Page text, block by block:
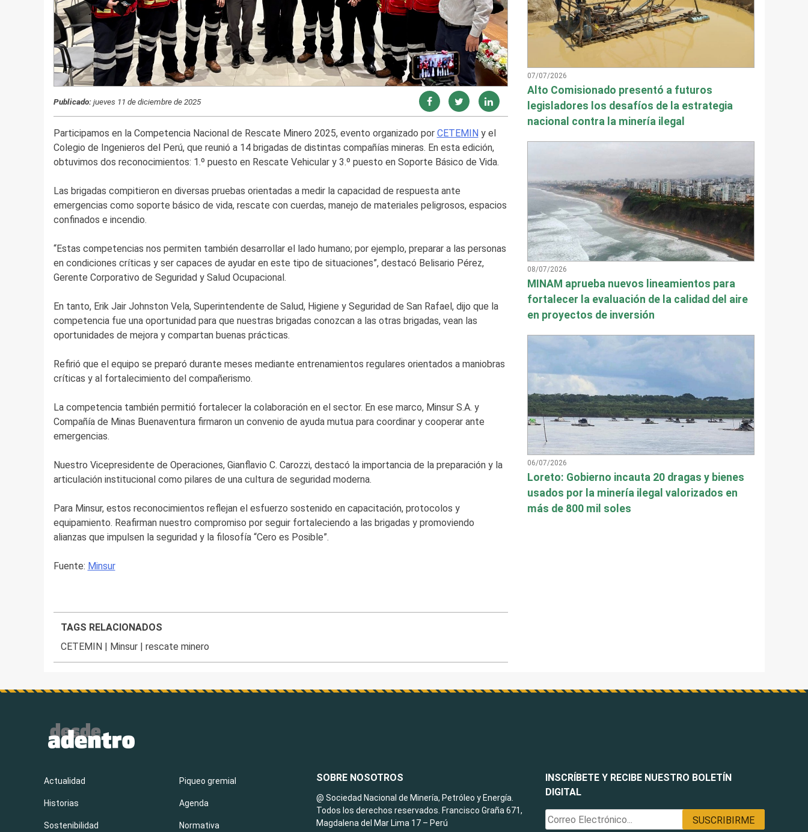
Publicado:jueves 11 de diciembre de 2025
Participamos en la Competencia Nacional de Rescate Minero 2025, evento organizado por CETEMIN y el
Colegio de Ingenieros del Perú, que reunió a 14 brigadas de distintas compañías mineras. En esta edición,
obtuvimos dos reconocimientos: 1.º puesto en Rescate Vehicular y 3.º puesto en Soporte Básico de Vida.
Las brigadas compitieron en diversas pruebas orientadas a medir la capacidad de respuesta ante
emergencias como soporte básico de vida, rescate con cuerdas, manejo de materiales peligrosos, espacios
confinados e incendio.
“Estas competencias nos permiten también desarrollar el lado humano; por ejemplo, preparar a las personas
en condiciones críticas y ser capaces de ayudar en este tipo de situaciones”, destacó Belisario Pérez,
Gerente Corporativo de Seguridad y Salud Ocupacional.
En tanto, Erik Jair Johnston Vela, Superintendente de Salud, Higiene y Seguridad de San Rafael, dijo que la
competencia fue una oportunidad para que nuestras brigadas conozcan a las otras brigadas, vean las
oportunidades de mejora y compartan buenas prácticas.
Refirió que el equipo se preparó durante meses mediante entrenamientos regulares orientados a maniobras
críticas y al fortalecimiento del compañerismo.
La competencia también permitió fortalecer la colaboración en el sector. En ese marco, Minsur S.A. y
Compañía de Minas Buenaventura firmaron un convenio de ayuda mutua para coordinar y cooperar ante
emergencias.
Nuestro Vicepresidente de Operaciones, Gianflavio C. Carozzi, destacó la importancia de la preparación y la
articulación institucional como pilares de una cultura de seguridad moderna.
Para Minsur, estos reconocimientos reflejan el esfuerzo sostenido en capacitación, protocolos y
equipamiento. Reafirman nuestro compromiso por seguir fortaleciendo a las brigadas y promoviendo
alianzas que impulsen la seguridad y la filosofía “Cero es Posible”.
Fuente: Minsur
TAGS RELACIONADOS
CETEMIN | Minsur |rescate minero
07/07/2026
Alto Comisionado presentó a futuros
legisladores los desafíos de la estrategia
nacional contra la minería ilegal
08/07/2026
MINAM aprueba nuevos lineamientos para
fortalecer la evaluación de la calidad del aire
en proyectos de inversión
06/07/2026
Loreto: Gobierno incauta 20 dragas y bienes
usados por la minería ilegal valorizados en
más de 800 mil soles
INSCRÍBETE Y RECIBE NUESTRO BOLETÍN
DIGITAL
Actualidad
Historias
Sostenibilidad
Piqueo gremial
Agenda
Normativa
SOBRE NOSOTROS
@ Sociedad Nacional de Minería, Petróleo y Energía.
Todos los derechos reservados. Francisco Graña 671,
Magdalena del Mar Lima 17 – Perú